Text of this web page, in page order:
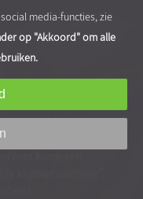
tips en
media-functies, zie
op "Akkoord" om alle